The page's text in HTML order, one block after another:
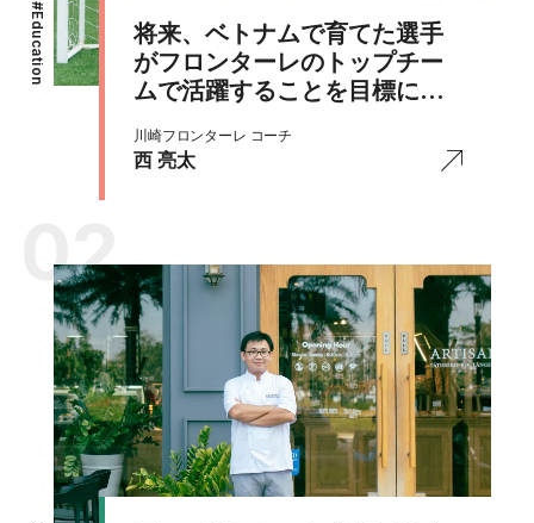
#
Education
将来、ベトナムで育てた選手
がフロンターレのトップチー
ムで活躍することを目標にス
川崎フロンターレ コーチ
西 亮太
02